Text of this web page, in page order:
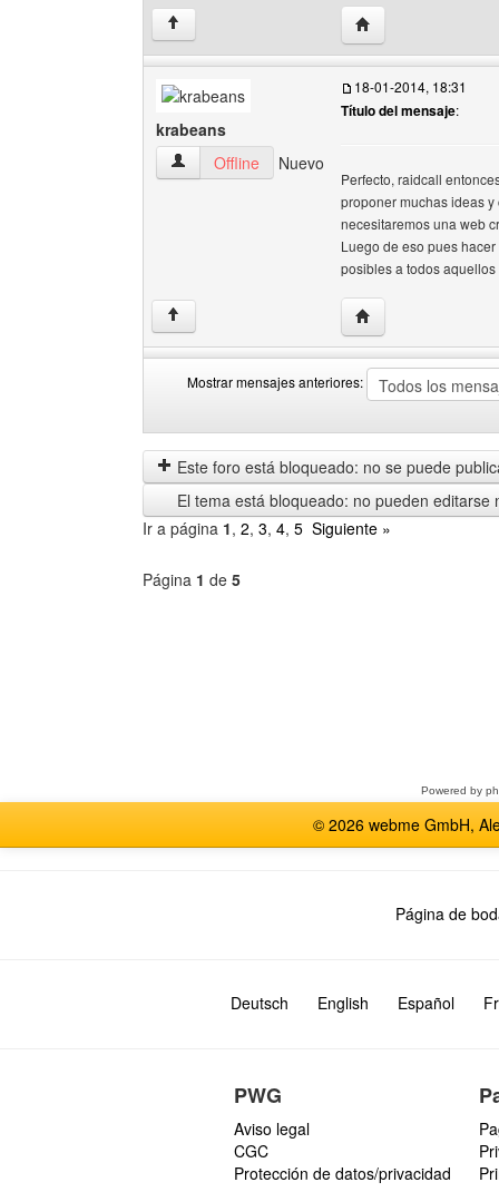
↑ Visitar sitio web del
krabeans
krabeans Ver perfil del usuario
Offline Nuevo
18-01-2014, 18:31
Título del mensaje:
Perfecto, raidcall
proponer muchas ideas
necesitaremos una web
Luego de eso pues
posibles a todos
↑ Visitar sitio web del
Mostrar mensajes anteriores:
mensajes
anteriores
by
Este foro está bloqueado: no se puede
El tema está bloqueado: no pueden editarse
Ir a página 1, 2, 3, 4, 5 Siguiente »
Página 1 de 5
Powered by
© 2026 webme GmbH,
Página de
Deutsch English Español
PWG
Aviso legal
CGC
Protección de datos/privacidad